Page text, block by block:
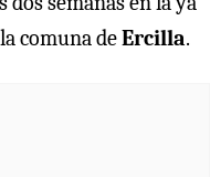
comuna deErcilla.